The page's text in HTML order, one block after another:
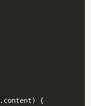
. content)
{